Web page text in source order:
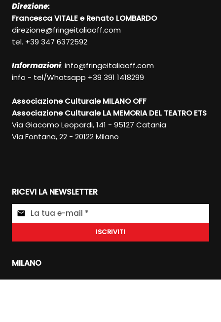
Direzione:
Francesca VITALE e Renato LOMBARDO
direzione@fringeitaliaoff.com
tel. +39 347 6372592
Informazioni: info@fringeitaliaoff.com
info - tel/Whatsapp +39 391 1418299
Associazione Culturale MILANO OFF
Associazione Culturale LA MEMORIA DEL TEATRO ETS
Via Giacomo Leopardi, 141 - 95127 Catania
Via Fontana, 22 - 20122 Milano
RICEVI LA NEWSLETTER
ISCRIVITI
MILANO